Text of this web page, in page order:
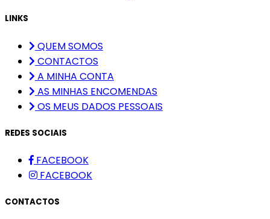
LINKS
QUEM SOMOS
CONTACTOS
A MINHA CONTA
AS MINHAS ENCOMENDAS
OS MEUS DADOS PESSOAIS
REDES SOCIAIS
FACEBOOK
FACEBOOK
CONTACTOS